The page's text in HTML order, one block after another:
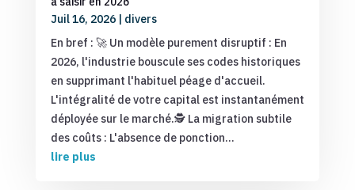
Juil 16, 2026| divers
En bref : 🚀 Un modèle purement disruptif : En
2026, l'industrie bouscule ses codes historiques
en supprimant l'habituel péage d'accueil.
L'intégralité de votre capital est instantanément
déployée sur le marché.🕵️ La migration subtile
des coûts : L'absence de ponction...
lire plus